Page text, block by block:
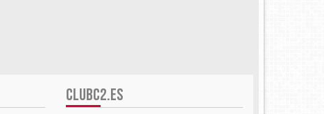
CLUBC2.ES